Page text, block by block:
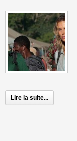
Lire la suite...